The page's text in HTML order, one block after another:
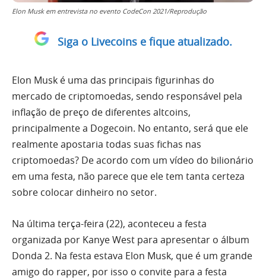
Elon Musk em entrevista no evento CodeCon 2021/Reprodução
Siga o Livecoins e fique atualizado.
Elon Musk é uma das principais figurinhas do
mercado de criptomoedas, sendo responsável pela
inflação de preço de diferentes altcoins,
principalmente a Dogecoin. No entanto, será que ele
realmente apostaria todas suas fichas nas
criptomoedas? De acordo com um vídeo do bilionário
em uma festa, não parece que ele tem tanta certeza
sobre colocar dinheiro no setor.
Na última terça-feira (22), aconteceu a festa
organizada por Kanye West para apresentar o álbum
Donda 2. Na festa estava Elon Musk, que é um grande
amigo do rapper, por isso o convite para a festa